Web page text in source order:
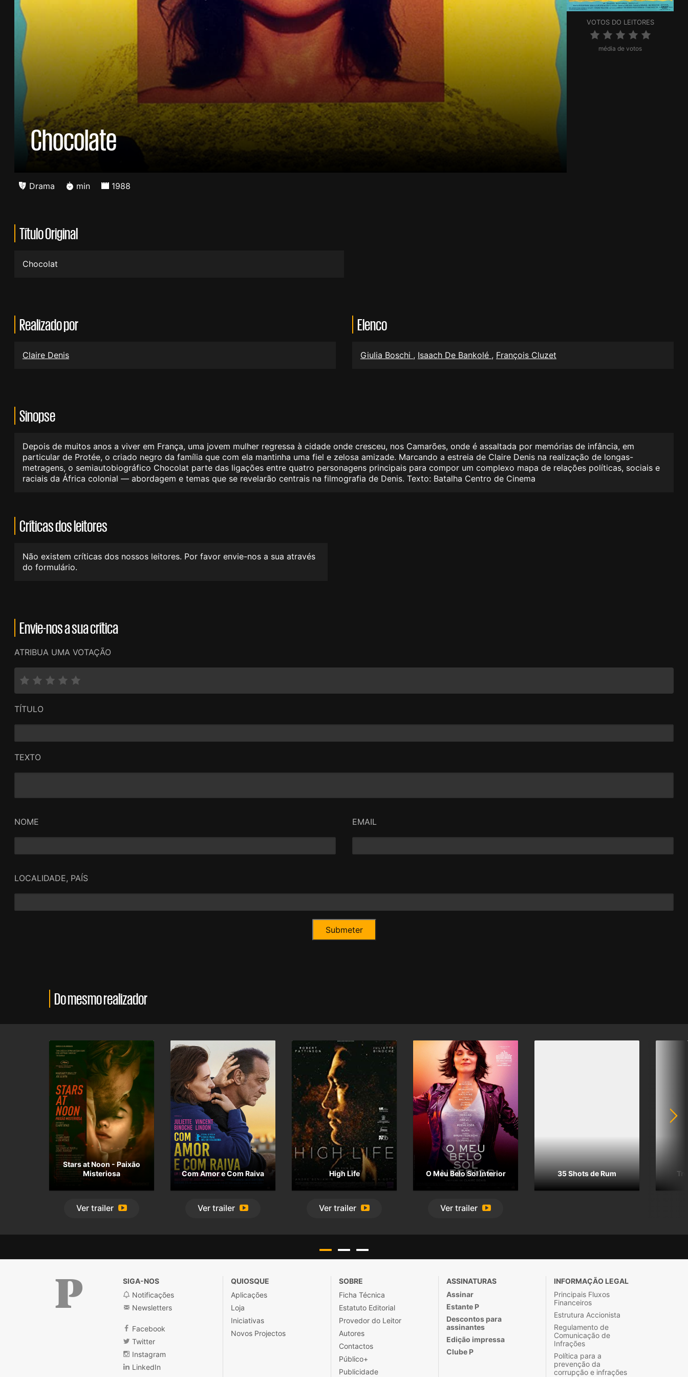
Chocolate
VOTOS DO LEITORES
média de votos
Drama min 1988
Título Original
Chocolat
Realizado por
Claire Denis
Elenco
Giulia Boschi , Isaach De Bankolé , François Cluzet
Sinopse
Depois de muitos anos a viver em França, uma jovem mulher regressa à cidade onde cresceu, nos Camarões, onde é assaltada por memórias de infância, em
particular de Protée, o criado negro da família que com ela mantinha uma fiel e zelosa amizade. Marcando a estreia de Claire Denis na realização de longas-
metragens, o semiautobiográfico Chocolat parte das ligações entre quatro personagens principais para compor um complexo mapa de relações políticas, sociais e
raciais da África colonial — abordagem e temas que se revelarão centrais na filmografia de Denis. Texto: Batalha Centro de Cinema
Críticas dos leitores
Não existem críticas dos nossos leitores. Por favor envie-nos a sua através
do formulário.
Envie-nos a sua crítica
ATRIBUA UMA VOTAÇÃO
TÍTULO
TEXTO
NOME EMAIL
LOCALIDADE, PAÍS
Do mesmo realizador
Stars at Noon - Paixão
Misteriosa
Ver trailer
Com Amor e Com Raiva
Ver trailer
High Life
Ver trailer
O Meu Belo Sol Interior
Ver trailer
35 Shots de Rum
Público
SIGA-NOS
Notificações
Newsletters
Facebook
Twitter
Instagram
LinkedIn
QUIOSQUE
Aplicações
Loja
Iniciativas
Novos Projectos
SOBRE
Ficha Técnica
Estatuto Editorial
Provedor do Leitor
Autores
Contactos
Público+
Publicidade
ASSINATURAS
Assinar
Estante P
Descontos para
assinantes
Edição impressa
Clube P
INFORMAÇÃO LEGAL
Principais Fluxos
Financeiros
Estrutura Accionista
Regulamento de
Comunicação de
Infrações
Política para a
prevenção da
corrupção e infrações